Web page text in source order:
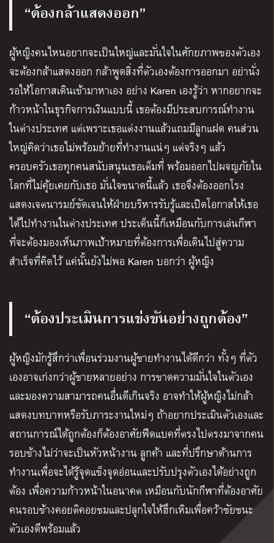
“ต้องกล้าแสดงออก”
ผู้หญิงคนไหนอยากจะเป็นใหญ่และมั่นใจในศักยภาพของตัวเอง
จะต้องกล้าแสดงออก กล้าพูดสิ่งที่ตัวเองต้องการออกมา อย่านั่ง
รอให้โอกาสเดินเข้ามาหาเอง อย่าง Karen เองรู้ว่า หากอยากจะ
ก้าวหน้าในธุรกิจการเงินแบบนี้ เธอต้องมีประสบการณ์ทำงาน
ในต่างประเทศ แต่เพราะเธอแต่งงานแล้วแถมมีลูกแฝด คนส่วน
ใหญ่คิดว่าเธอไม่พร้อมย้ายที่ทำงานแน่ๆ แต่จริงๆ แล้ว
ครอบครัวเธอทุกคนสนับสนุนเธอเต็มที่ พร้อมออกไปผจญภัยใน
โลกที่ไม่คุ้ยเคยกับเธอ มั่นใจขนาดนี้แล้ว เธอจึงต้องออกโรง
แสดงเจตนารมย์ชัดเจนให้ฝ่ายบริหารรับรู้และเปิดโอกาสให้เธอ
ได้ไปทำงานในต่างประเทศ ประเด็นนี้ก็เหมือนกับการเล่นกีฬา
ที่จะต้องมองเห็นภาพเป้าหมายที่ต้องการเพื่อเดินไปสู่ความ
สำเร็จที่คิดไว้ แค่นั้นยังไม่พอ Karen บอกว่า ผู้หญิง
“ต้องประเมินการแข่งขันอย่างถูกต้อง”
ผู้หญิงมักรู้สึกว่าเพื่อนร่วมงานผู้ชายทำงานได้ดีกว่า ทั้งๆ ที่ตัว
เองอาจเก่งกว่าผู้ชายหลายอย่าง การขาดความมั่นใจในตัวเอง
และมองความสามารถคนอื่นดีเกินจริง อาจทำให้ผู้หญิงไม่กล้า
แสดงบทบาทหรือรับภาระงานใหม่ๆ ถ้าอยากประเมินตัวเองและ
สถานการณ์ได้ถูกต้องก็ต้องอาศัยฟีดแบคที่ตรงไปตรงมาจากคน
รอบข้างไม่ว่าจะเป็นหัวหน้างาน ลูกค้า และที่ปรึกษาด้านการ
ทำงานเพื่อจะได้รู้จุดแข็งจุดอ่อนและปรับปรุงตัวเองได้อย่างถูก
ต้อง เพื่อความก้าวหน้าในอนาคต เหมือนกับนักกีฬาที่ต้องอาศัย
คนรอบข้างคอยติคอยชมและปลุกใจให้ฮึกเหิมเพื่อคว้าชัยชนะ
ตัวเองดีพร้อมแล้ว